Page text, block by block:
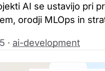
AI se ustavijo pri
orodji MLOps in
· ai-development